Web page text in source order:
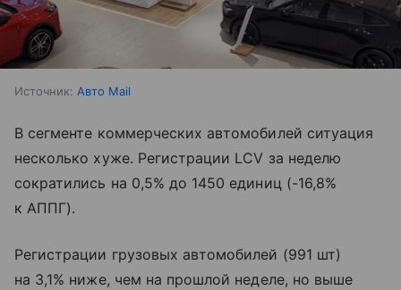
Источник: Авто Mail
В сегменте коммерческих автомобилей ситуация
несколько хуже. Регистрации LCV за неделю
сократились на 0,5% до 1450 единиц (-16,8%
к АППГ).
Регистрации грузовых автомобилей (991 шт)
на 3,1% ниже, чем на прошлой неделе, но выше